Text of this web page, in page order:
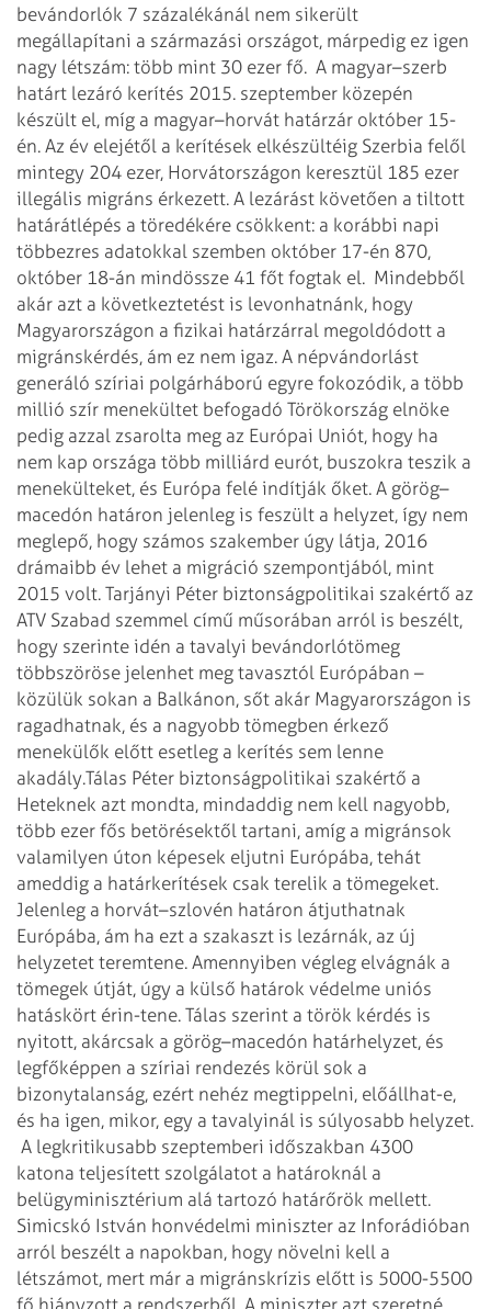
bevándorlók 7 százalékánál nem sikerült
megállapítani a származási országot, márpedig ez igen
nagy létszám: több mint 30 ezer fő. A magyar–szerb
határt lezáró kerítés 2015. szeptember közepén
készült el, míg a magyar–horvát határzár október 15-
én. Az év elejétől a kerítések elkészültéig Szerbia felől
mintegy 204 ezer, Horvátországon keresztül 185 ezer
illegális migráns érkezett. A lezárást követően a tiltott
határátlépés a töredékére csökkent: a korábbi napi
többezres adatokkal szemben október 17-én 870,
október 18-án mindössze 41 főt fogtak el. Mindebből
akár azt a következtetést is levonhatnánk, hogy
Magyarországon a fizikai határzárral megoldódott a
migránskérdés, ám ez nem igaz. A népvándorlást
generáló szíriai polgárháború egyre fokozódik, a több
millió szír menekültet befogadó Törökország elnöke
pedig azzal zsarolta meg az Európai Uniót, hogy ha
nem kap országa több milliárd eurót, buszokra teszik a
menekülteket, és Európa felé indítják őket. A görög–
macedón határon jelenleg is feszült a helyzet, így nem
meglepő, hogy számos szakember úgy látja, 2016
drámaibb év lehet a migráció szempontjából, mint
2015 volt. Tarjányi Péter biztonságpolitikai szakértő az
ATV Szabad szemmel című műsorában arról is beszélt,
hogy szerinte idén a tavalyi bevándorlótömeg
többszöröse jelenhet meg tavasztól Európában –
közülük sokan a Balkánon, sőt akár Magyarországon is
ragadhatnak, és a nagyobb tömegben érkező
menekülők előtt esetleg a kerítés sem lenne
akadály.Tálas Péter biztonságpolitikai szakértő a
Heteknek azt mondta, mindaddig nem kell nagyobb,
több ezer fős betörésektől tartani, amíg a migránsok
valamilyen úton képesek eljutni Európába, tehát
ameddig a határkerítések csak terelik a tömegeket.
Jelenleg a horvát–szlovén határon átjuthatnak
Európába, ám ha ezt a szakaszt is lezárnák, az új
helyzetet teremtene. Amennyiben végleg elvágnák a
tömegek útját, úgy a külső határok védelme uniós
hatáskört érin­-tene. Tálas szerint a török kérdés is
nyitott, akárcsak a görög–macedón határhelyzet, és
legfőképpen a szíriai rendezés körül sok a
bizonytalanság, ezért nehéz megtippelni, előállhat-e,
és ha igen, mikor, egy a tavalyinál is súlyosabb helyzet.
A legkritikusabb szeptemberi időszakban 4300
katona teljesített szolgálatot a határoknál a
belügyminisztérium alá tartozó határőrök mellett.
Simicskó István honvédelmi miniszter az Inforádióban
arról beszélt a napokban, hogy növelni kell a
létszámot, mert már a migránskrízis előtt is 5000-5500
fő hiányzott a rendszerből. A miniszter azt szeretné,